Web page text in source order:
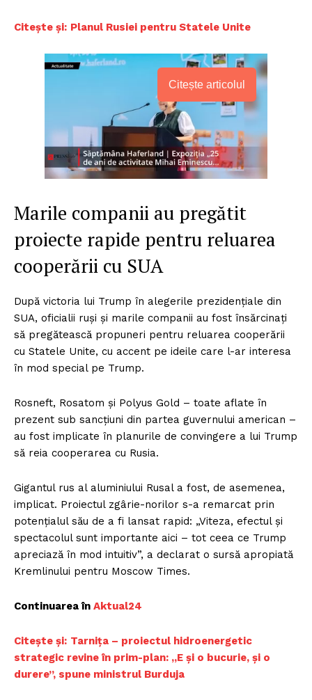
Citește și: Planul Rusiei pentru Statele Unite
Citește articolul
Marile companii au pregătit
proiecte rapide pentru reluarea
cooperării cu SUA
După victoria lui Trump în alegerile prezidențiale din
SUA, oficialii ruși și marile companii au fost însărcinați
să pregătească propuneri pentru reluarea cooperării
cu Statele Unite, cu accent pe ideile care l-ar interesa
în mod special pe Trump.
Rosneft, Rosatom și Polyus Gold – toate aflate în
prezent sub sancțiuni din partea guvernului american –
au fost implicate în planurile de convingere a lui Trump
să reia cooperarea cu Rusia.
Gigantul rus al aluminiului Rusal a fost, de asemenea,
implicat. Proiectul zgârie-norilor s-a remarcat prin
potențialul său de a fi lansat rapid: „Viteza, efectul și
spectacolul sunt importante aici – tot ceea ce Trump
apreciază în mod intuitiv”, a declarat o sursă apropiată
Kremlinului pentru Moscow Times.
Continuarea în Aktual24
Citește și: Tarnița – proiectul hidroenergetic
strategic revine în prim-plan: „E și o bucurie, și o
durere”, spune ministrul Burduja